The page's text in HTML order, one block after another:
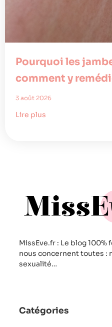
Pourquoi les
comment y
3 août 2026
Lire plus
MissEve.fr : Le blog
nous concernent toutes :
sexualité…
Catégories